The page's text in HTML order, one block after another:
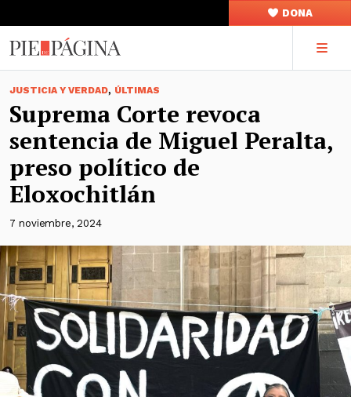
DONA
JUSTICIA Y VERDAD, ÚLTIMAS
Suprema Corte revoca
sentencia de Miguel Peralta,
preso político de
Eloxochitlán
7 noviembre, 2024